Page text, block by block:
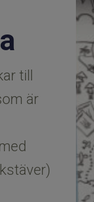
till
är